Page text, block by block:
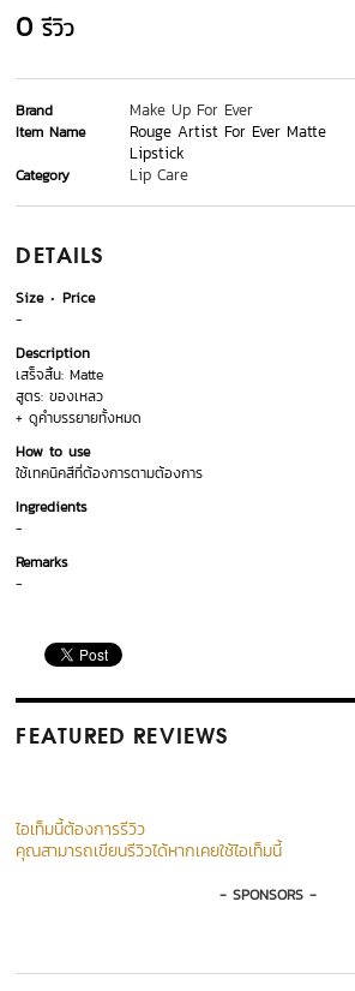
0 รีวิว
Brand Make Up For Ever
Item Name
Rouge Artist For Ever Matte
Lipstick
Category Lip Care
DETAILS
Size
Price
-
Description
เสร็จสิ้น: Matte
สูตร: ของเหลว
+ ดูคำบรรยายทั้งหมด
How to use
ใช้เทคนิคสีที่ต้องการตามต้องการ
Ingredients
-
Remarks
-
FEATURED REVIEWS
ไอเท็มนี้ต้องการรีวิว
คุณสามารถเขียนรีวิวได้หากเคยใช้ไอเท็มนี้
- SPONSORS -